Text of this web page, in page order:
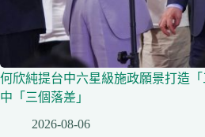
何欣純提台中六星級施政願景打造
中「三個落差」
2026-08-06